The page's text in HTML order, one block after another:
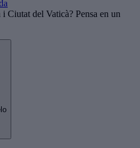
i Ciutat del Vaticà? Pensa en un